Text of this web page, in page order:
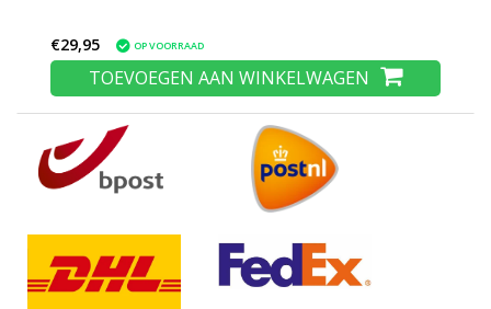
€29,95 OP VOORRAAD
TOEVOEGEN AAN WINKELWAGEN